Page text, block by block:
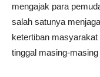
mengajak para
salah satunya
ketertiban
tinggal masing-masing